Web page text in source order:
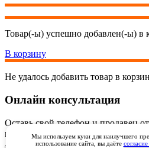
Товар(-ы) успешно добавлен(-ы) в
В корзину
Не удалось добавить товар в
Мы используем куки для наилучшего
использование сайта, вы даёте
Онлайн консультация
Оставь свой телефон и продавец
вопросы онлайн через